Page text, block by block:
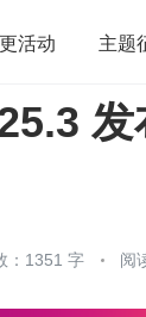
活动 主题
算法
：1351 字 阅